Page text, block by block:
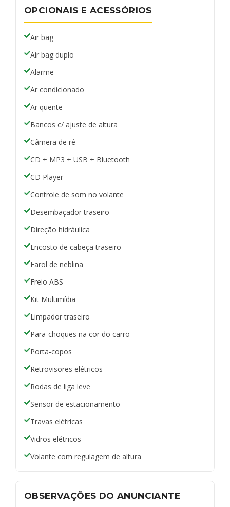
OPCIONAIS E ACESSÓRIOS
Air bag
Air bag duplo
Alarme
Ar condicionado
Ar quente
Bancos c/ ajuste de altura
Câmera de ré
CD + MP3 + USB + Bluetooth
CD Player
Controle de som no volante
Desembaçador traseiro
Direção hidráulica
Encosto de cabeça traseiro
Farol de neblina
Freio ABS
Kit Multimídia
Limpador traseiro
Para-choques na cor do carro
Porta-copos
Retrovisores elétricos
Rodas de liga leve
Sensor de estacionamento
Travas elétricas
Vidros elétricos
Volante com regulagem de altura
OBSERVAÇÕES DO ANUNCIANTE